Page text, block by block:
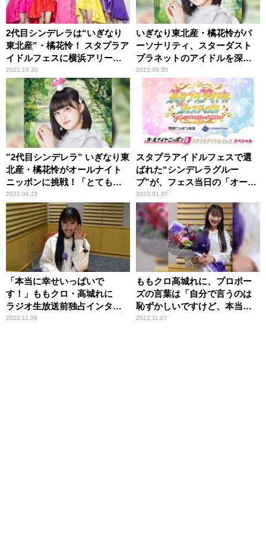
2代目シンデレラは“いぎなり
東北産”・橘花怜！ スタプラア
イドルフェスに横浜アリーナ
が大熱狂！
2021.10.30
いぎなり東北産・橘花怜がパ
ーソナリティ、スターダスト
プラネットのアイドルを深堀
りするラジオ番組がスター
ト！
2022.09.30
”2代目シンデレラ” いぎなり東
北産・橘花怜がオールナイト
ニッポンに挑戦！「とてもド
キドキしています！」
2022.04.22
スタプラアイドルフェスで選
ばれた“シンデレラグルー
プ”が、フェス当日の「オール
ナイトニッポン0(ZERO)」を
担当！
2023.01.07
「本当に幸せいっぱいで
す！」ももクロ・高城れに
ラジオ生放送前独占インタビ
ュー ～日ハム・宇佐見真吾
2022.11.06
ももクロ高城れに、プロポー
ズの言葉は「自分で言うのは
恥ずかしいですけど、本当に
ストレートに……」
2022.11.07